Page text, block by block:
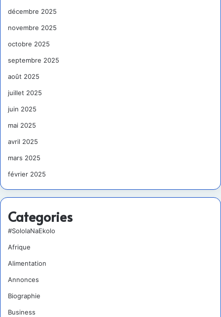
décembre 2025
novembre 2025
octobre 2025
septembre 2025
août 2025
juillet 2025
juin 2025
mai 2025
avril 2025
mars 2025
février 2025
Categories
#SololaNaEkolo
Afrique
Alimentation
Annonces
Biographie
Business